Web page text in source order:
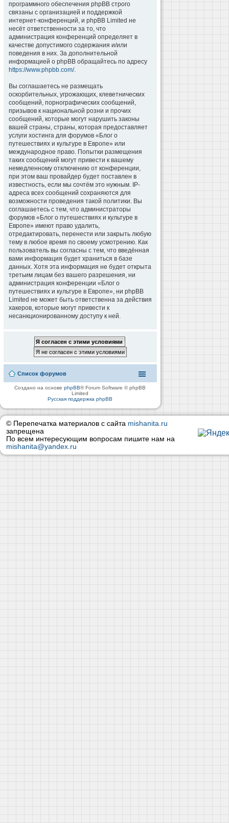
программного обеспечения phpBB строго
связаны с организацией и поддержкой
интернет-конференций, и phpBB Limited не
несёт ответственности за то, что
администрация конференций определяет в
качестве допустимого содержания и/или
поведения в них. За дополнительной
информацией о phpBB обращайтесь по адресу
https://www.phpbb.com/.
Вы соглашаетесь не размещать
оскорбительных, угрожающих, клеветнических
сообщений, порнографических сообщений,
призывов к национальной розни и прочих
сообщений, которые могут нарушить законы
вашей страны, страны, которая предоставляет
услуги хостинга для форумов «Блог о
путешествиях и культуре в Европе» или
международное право. Попытки размещения
таких сообщений могут привести к вашему
немедленному отключению от конференции,
при этом ваш провайдер будет поставлен в
известность, если мы сочтём это нужным. IP-
адреса всех сообщений сохраняются для
возможности проведения такой политики. Вы
соглашаетесь с тем, что администраторы
форумов «Блог о путешествиях и культуре в
Европе» имеют право удалить,
отредактировать, перенести или закрыть любую
тему в любое время по своему усмотрению. Как
пользователь вы согласны с тем, что введённая
вами информация будет храниться в базе
данных. Хотя эта информация не будет открыта
третьим лицам без вашего разрешения, ни
администрация конференции «Блог о
путешествиях и культуре в Европе», ни phpBB
Limited не может быть ответственна за действия
хакеров, которые могут привести к
несанкционированному доступу к ней.
Список форумов
Создано на основеphpBB® Forum Software © phpBB
Limited
Русская поддержка phpBB
© Перепечатка материалов с сайта mishanita.ru
запрещена
По всем интересующим вопросам пишите нам на
mishanita@yandex.ru